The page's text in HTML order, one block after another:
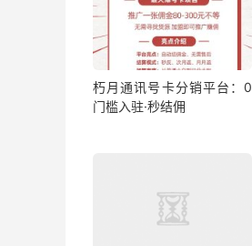
朽月通讯号卡分销平台：0
门槛入驻·秒结佣